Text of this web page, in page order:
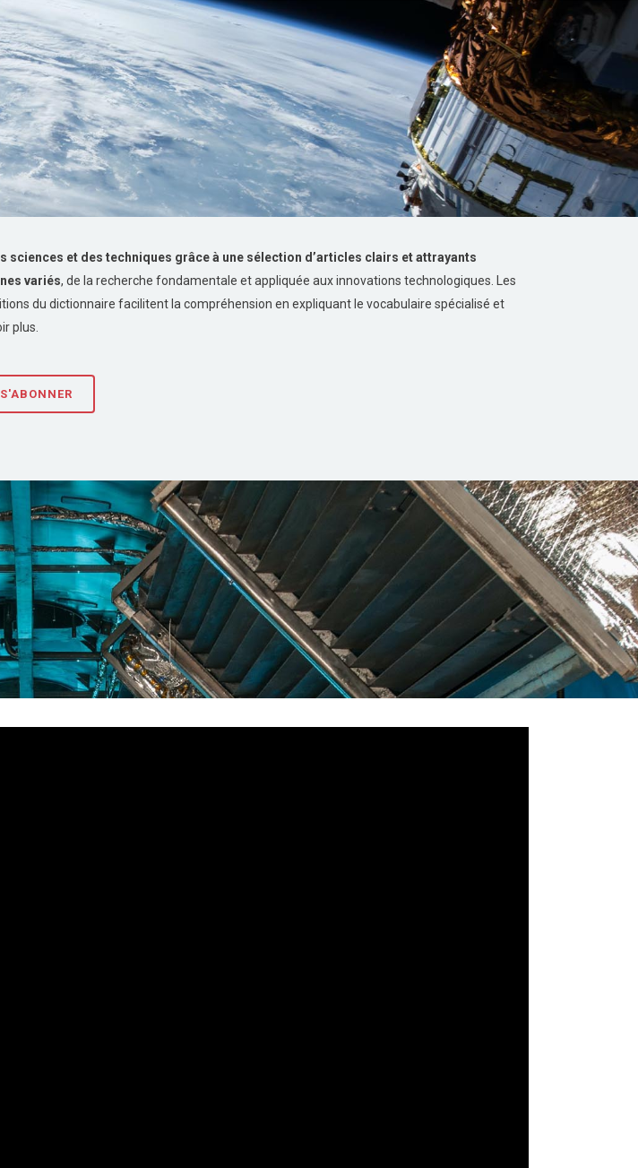
sciences et des techniques grâce à une sélection d’articles clairs et attrayants
variés, de la recherche fondamentale et appliquée aux innovations technologiques. Les
du dictionnaire facilitent la compréhension en expliquant le vocabulaire spécialisé et
plus.
S'ABONNER